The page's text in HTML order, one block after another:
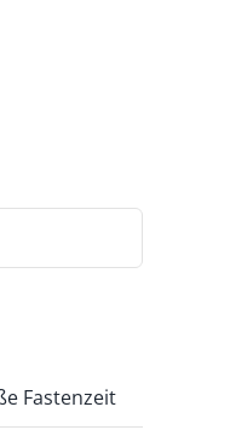
Fastenzeit